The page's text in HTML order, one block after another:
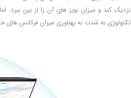
نزدیک کند و میزان نویز های آن را از بین ببرد.
تکنولوژی به شدت به پهناوری میزان فرکانس